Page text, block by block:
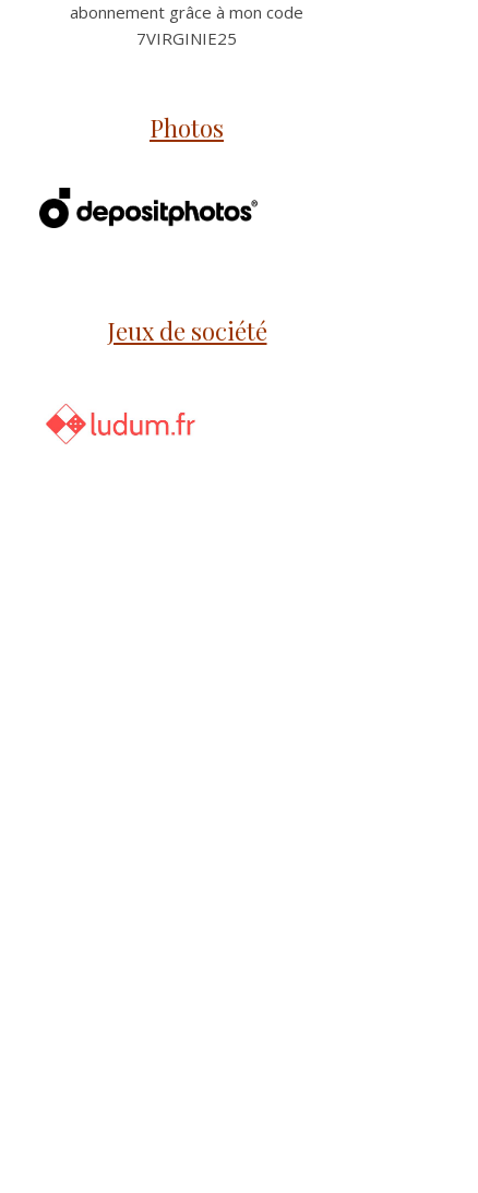
abonnement grâce à mon code
7VIRGINIE25
Photos
Jeux de société